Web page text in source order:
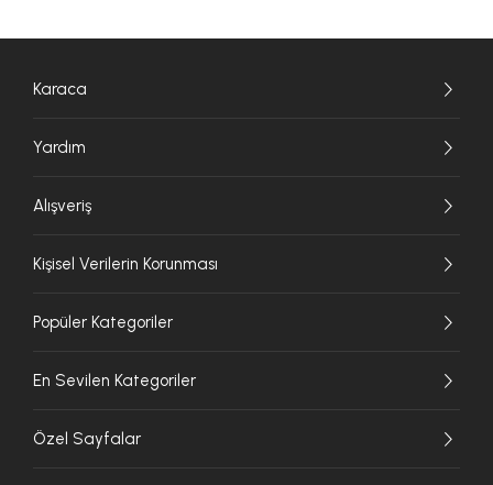
Karaca
Yardım
Alışveriş
Kişisel Verilerin Korunması
Popüler Kategoriler
En Sevilen Kategoriler
Özel Sayfalar